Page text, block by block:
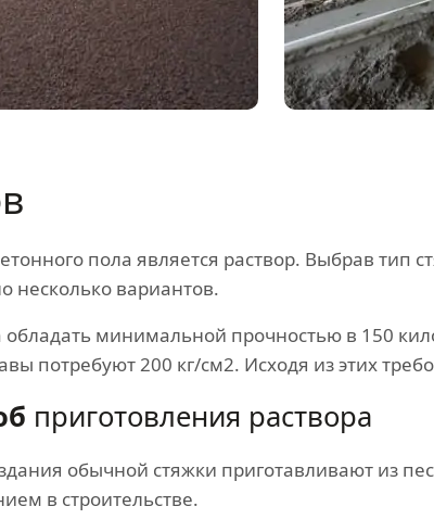
пола является раствор. Выбрав тип
несколько вариантов.
минимальной прочностью в 150
потребуют 200 кг/см2. Исходя из этих
приготовления раствора
обычной стяжки приготавливают из
в строительстве.